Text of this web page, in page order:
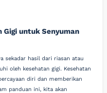
Gigi untuk Senyuman
sekadar hasil dari riasan atau
oleh kesehatan gigi. Kesehatan
diri dan memberikan
panduan ini, kita akan